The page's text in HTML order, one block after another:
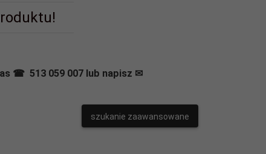
☎ 513 059 007 lub napisz ✉
szukanie zaawansowane